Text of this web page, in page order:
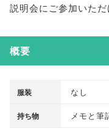
説明会にご参加いた
概要
服装 なし
持ち物 メモと筆